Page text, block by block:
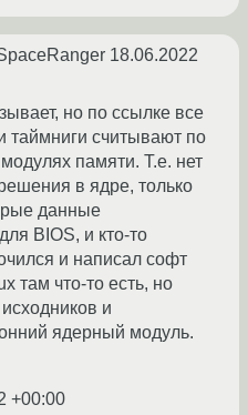
18.06.2022
но по ссылке все
таймниги считывают по
памяти. Т.е. нет
в ядре, только
данные
BIOS, и кто-то
и написал софт
там что-то есть, но
и
ядерный модуль.
+00:00